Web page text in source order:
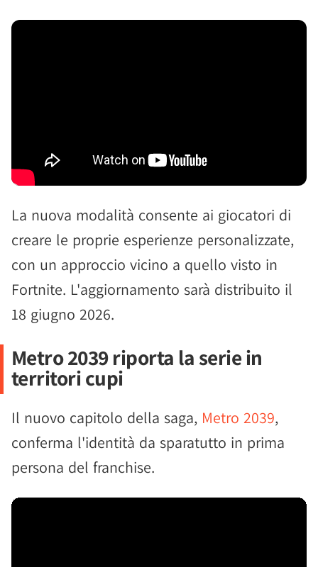
La nuova modalità consente ai giocatori di
creare le proprie esperienze personalizzate,
con un approccio vicino a quello visto in
Fortnite. L'aggiornamento sarà distribuito il
18 giugno 2026.
Metro 2039 riporta la serie in
territori cupi
Il nuovo capitolo della saga, Metro 2039,
conferma l'identità da sparatutto in prima
persona del franchise.